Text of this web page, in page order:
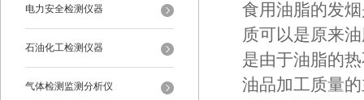
电力安全检测仪器
石油化工检测仪器
气体检测监测分析仪
食用油脂的发
质可以是原来
是由于油脂的
油品加工质量